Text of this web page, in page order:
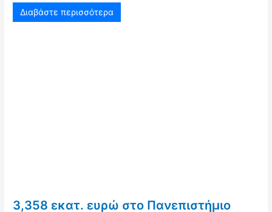
Διαβάστε περισσότερα
3,358 εκατ. ευρώ στο Πανεπιστήμιο